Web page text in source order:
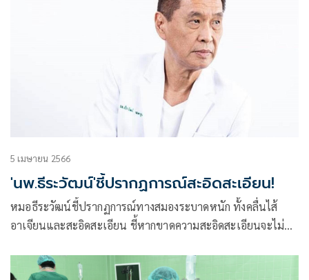
5 เมษายน 2566
'นพ.ธีระวัฒน์'ชี้ปรากฏการณ์สะอิดสะเอียน!
หมอธีระวัฒน์ชี้ปรากฏการณ์ทางสมองระบาดหนัก ทั้งคลื่นไส้
อาเจียนและสะอิดสะเอียน ชี้หากขาดความสะอิดสะเอียนจะไม่มี